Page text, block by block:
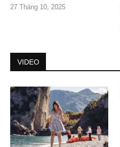
27 Tháng 10, 2025
VIDEO